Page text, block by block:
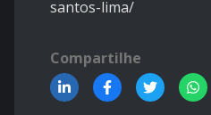
santos-lima/
Compartilhe